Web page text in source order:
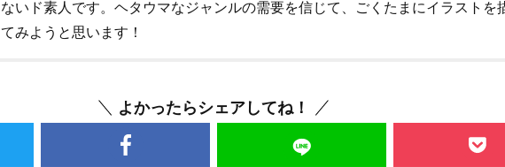
ないド素人です。ヘタウマなジャンルの需要を信じて、ごくたまにイラストを
てみようと思います！
よかったらシェアしてね！